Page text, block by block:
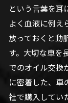
という言葉を耳
よく血液に例え
放っておくと動
す。大切な車を
でのオイル交換
に密着した、車
社で購入してい